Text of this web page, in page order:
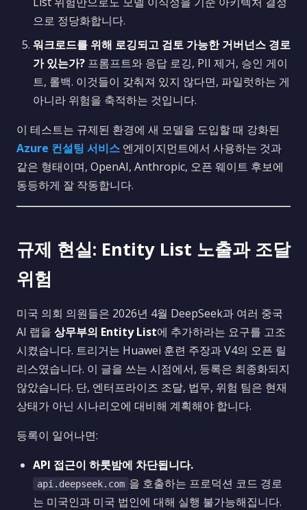
으로 정당화합니다.
워크로드를 위해 로깅되고 검토 가능한 거버넌스 경로
가 있는가? 프롬프트와 응답 로깅, PII 제거, 승인 게이
트, 롤백. 이것들이 갖춰져 있지 않다면, 파일럿하는 게
아니라 위험을 축적하는 것입니다.
이 테스트는 규제된 환경에 새 모델을 도입할 때 강화된
Azure 컨설팅 서비스 엔게이지먼트에서 사용하는 것과
같은 형태이며, OpenAI, Anthropic, 오픈 웨이트 후보에
동등하게 잘 작동합니다.
규제 현실: Entity List 노출과 조달
위험
미국 의회 의원들은 2026년 4월 DeepSeek과 여러 중국
AI 랩을 상무부의 Entity List에 추가하라는 요구를 고조
시켰습니다. 트리거는 Huawei 훈련 주장과 V4의 오픈 릴
리스였습니다. 이 글을 쓰는 시점에서, 등록은 최종화되지
않았습니다. 단, 엔터프라이즈 조달, 법무, 위험 팀은 현재
상태가 아닌 시나리오에 대비해 계획해야 합니다.
등록이 일어나면:
API 접근이 하룻밤에 차단됩니다.
api.deepseek.com 을 호출하는 프로덕션 코드 경로
는 미국인과 미국 법인에 대해 실행 불가능해집니다.